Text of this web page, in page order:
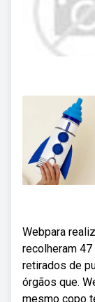
Webpara
recolheram
retirados de
órgãos que.
mesmo copo